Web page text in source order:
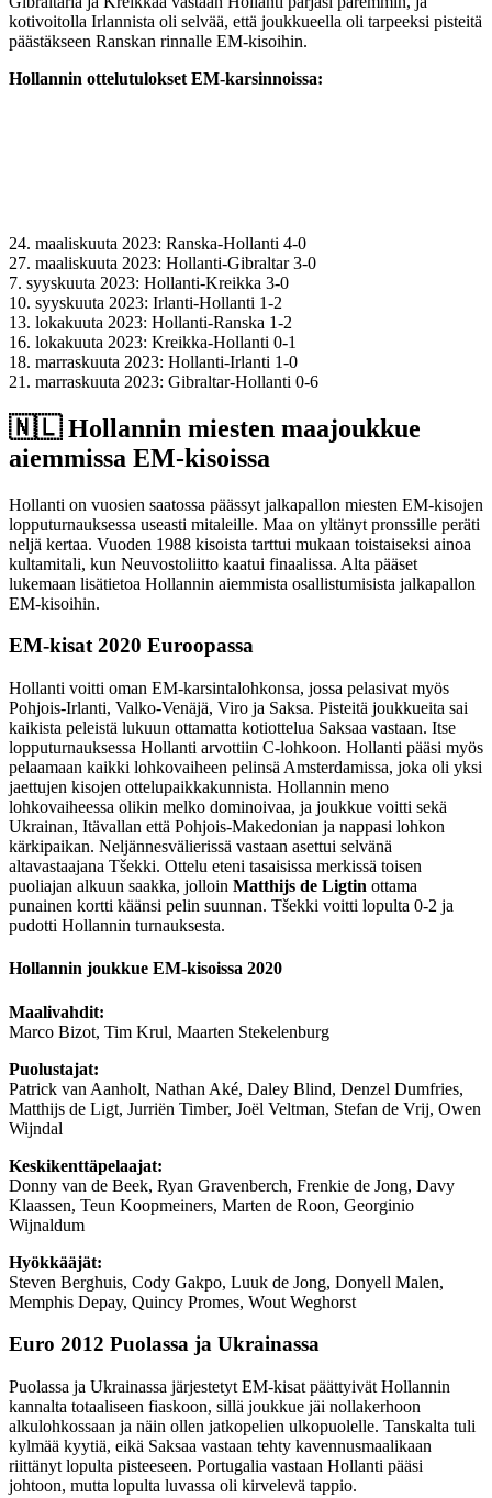
kotivoitolla Irlannista oli selvää, että joukkueella oli tarpeeksi pisteitä
päästäkseen Ranskan rinnalle EM-kisoihin.
Hollannin ottelutulokset EM-karsinnoissa:
24. maaliskuuta 2023: Ranska-Hollanti 4-0
27. maaliskuuta 2023: Hollanti-Gibraltar 3-0
7. syyskuuta 2023: Hollanti-Kreikka 3-0
10. syyskuuta 2023: Irlanti-Hollanti 1-2
13. lokakuuta 2023: Hollanti-Ranska 1-2
16. lokakuuta 2023: Kreikka-Hollanti 0-1
18. marraskuuta 2023: Hollanti-Irlanti 1-0
21. marraskuuta 2023: Gibraltar-Hollanti 0-6
🇳🇱​ Hollannin miesten maajoukkue
aiemmissa EM-kisoissa
Hollanti on vuosien saatossa päässyt jalkapallon miesten EM-kisojen
lopputurnauksessa useasti mitaleille. Maa on yltänyt pronssille peräti
neljä kertaa. Vuoden 1988 kisoista tarttui mukaan toistaiseksi ainoa
kultamitali, kun Neuvostoliitto kaatui finaalissa. Alta pääset
lukemaan lisätietoa Hollannin aiemmista osallistumisista jalkapallon
EM-kisoihin.
EM-kisat 2020 Euroopassa
Hollanti voitti oman EM-karsintalohkonsa, jossa pelasivat myös
Pohjois-Irlanti, Valko-Venäjä, Viro ja Saksa. Pisteitä joukkueita sai
kaikista peleistä lukuun ottamatta kotiottelua Saksaa vastaan. Itse
lopputurnauksessa Hollanti arvottiin C-lohkoon. Hollanti pääsi myös
pelaamaan kaikki lohkovaiheen pelinsä Amsterdamissa, joka oli yksi
jaettujen kisojen ottelupaikkakunnista. Hollannin meno
lohkovaiheessa olikin melko dominoivaa, ja joukkue voitti sekä
Ukrainan, Itävallan että Pohjois-Makedonian ja nappasi lohkon
kärkipaikan. Neljännesvälierissä vastaan asettui selvänä
altavastaajana Tšekki. Ottelu eteni tasaisissa merkissä toisen
puoliajan alkuun saakka, jolloin Matthijs de Ligtin ottama
punainen kortti käänsi pelin suunnan. Tšekki voitti lopulta 0-2 ja
pudotti Hollannin turnauksesta.
Hollannin joukkue EM-kisoissa 2020
Maalivahdit:
Marco Bizot, Tim Krul, Maarten Stekelenburg
Puolustajat:
Patrick van Aanholt, Nathan Aké, Daley Blind, Denzel Dumfries,
Matthijs de Ligt, Jurriën Timber, Joël Veltman, Stefan de Vrij, Owen
Wijndal
Keskikenttäpelaajat:
Donny van de Beek, Ryan Gravenberch, Frenkie de Jong, Davy
Klaassen, Teun Koopmeiners, Marten de Roon, Georginio
Wijnaldum
Hyökkääjät:
Steven Berghuis, Cody Gakpo, Luuk de Jong, Donyell Malen,
Memphis Depay, Quincy Promes, Wout Weghorst
Euro 2012 Puolassa ja Ukrainassa
Puolassa ja Ukrainassa järjestetyt EM-kisat päättyivät Hollannin
kannalta totaaliseen fiaskoon, sillä joukkue jäi nollakerhoon
alkulohkossaan ja näin ollen jatkopelien ulkopuolelle. Tanskalta tuli
kylmää kyytiä, eikä Saksaa vastaan tehty kavennusmaalikaan
riittänyt lopulta pisteeseen. Portugalia vastaan Hollanti pääsi
johtoon, mutta lopulta luvassa oli kirvelevä tappio.